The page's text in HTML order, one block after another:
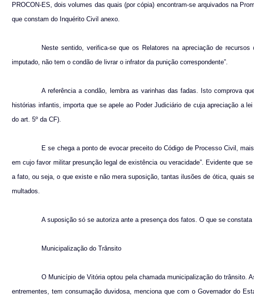
PROCON-ES, dois volumes das quais (por cópia) encontram-se arquivados na
que constam do Inquérito Civil anexo.
Neste sentido, verifica-se que os Relatores na apreciação de
imputado, não tem o condão de livrar o infrator da punição correspondente”.
A referência a condão, lembra as varinhas das fadas. Isto comprova
histórias infantis, importa que se apele ao Poder Judiciário de cuja apreciação a
do art. 5º da CF).
E se chega a ponto de evocar preceito do Código de Processo Civil,
em cujo favor militar presunção legal de existência ou veracidade”. Evidente que
a fato, ou seja, o que existe e não mera suposição, tantas ilusões de ótica, quais
multados.
A suposição só se autoriza ante a presença dos fatos. O que se
Municipalização do Trânsito
O Município de Vitória optou pela chamada municipalização do trânsito.
entrementes, tem consumação duvidosa, menciona que com o Governador do